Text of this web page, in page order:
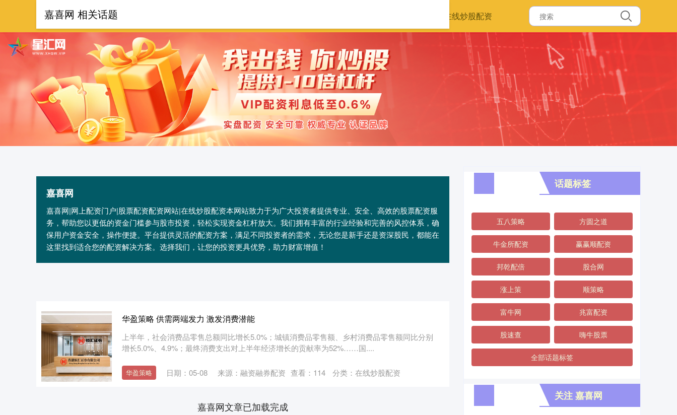
在线炒股配资
嘉喜网
嘉喜网|网上配资门户|股票配资配资网站|在线炒股配资本网站致力于为广大投资者提供专业、安全、高效的股票配资服
务，帮助您以更低的资金门槛参与股市投资，轻松实现资金杠杆放大。我们拥有丰富的行业经验和完善的风控体系，确
保用户资金安全，操作便捷。平台提供灵活的配资方案，满足不同投资者的需求，无论您是新手还是资深股民，都能在
这里找到适合您的配资解决方案。选择我们，让您的投资更具优势，助力财富增值！
嘉喜网 相关话题
华盈策略 供需两端发力 激发消费潜能
上半年，社会消费品零售总额同比增长5.0%；城镇消费品零售额、乡村消费品零售额同比分别
增长5.0%、4.9%；最终消费支出对上半年经济增长的贡献率为52%……国....
华盈策略 日期：05-08 来源：融资融券配资 查看： 114 分类： 在线炒股配资
嘉喜网文章已加载完成
话题标签
五八策略 方圆之道
牛金所配资 赢赢顺配资
邦乾配倍 股合网
涨上策 顺策略
富牛网 兆富配资
股速查 嗨牛股票
全部话题标签
关注 嘉喜网